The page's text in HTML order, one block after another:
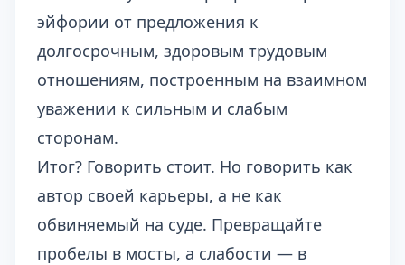
эйфории от предложения к
долгосрочным, здоровым трудовым
отношениям, построенным на взаимном
уважении к сильным и слабым
сторонам.
Итог? Говорить стоит. Но говорить как
автор своей карьеры, а не как
обвиняемый на суде. Превращайте
пробелы в мосты, а слабости — в